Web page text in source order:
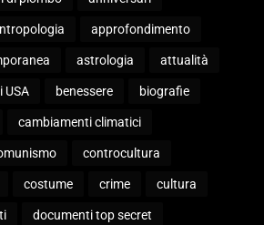
approfondimento
astrologia attualità
USA benessere biografie
cambiamenti climatici
controcultura
costume crime cultura
documenti top secret